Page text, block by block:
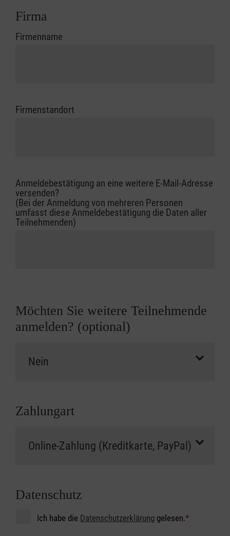
Firma
Firmenname
Firmenstandort
Anmeldebestätigung an eine weitere E-Mail-Adresse
versenden?
(Bei der Anmeldung von mehreren Personen
umfasst diese Anmeldebestätigung die Daten aller
Teilnehmenden)
Möchten Sie weitere Teilnehmende
anmelden? (optional)
Zahlungart
Datenschutz
Ich habe die Datenschutzerklärung gelesen.*